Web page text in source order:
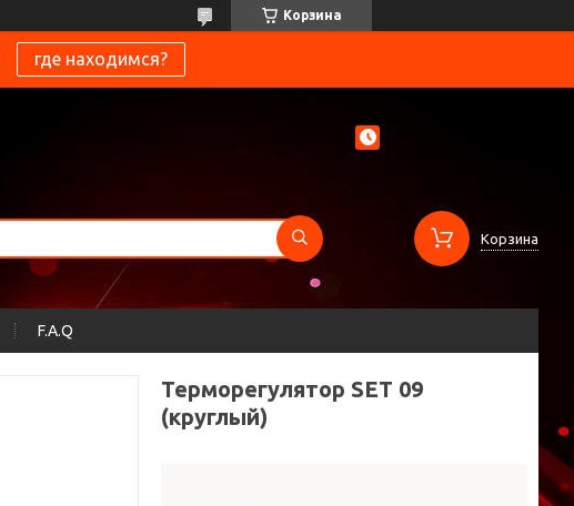
Корзина
где находимся?
Корзина
F.A.Q
Терморегулятор SET 09
(круглый)